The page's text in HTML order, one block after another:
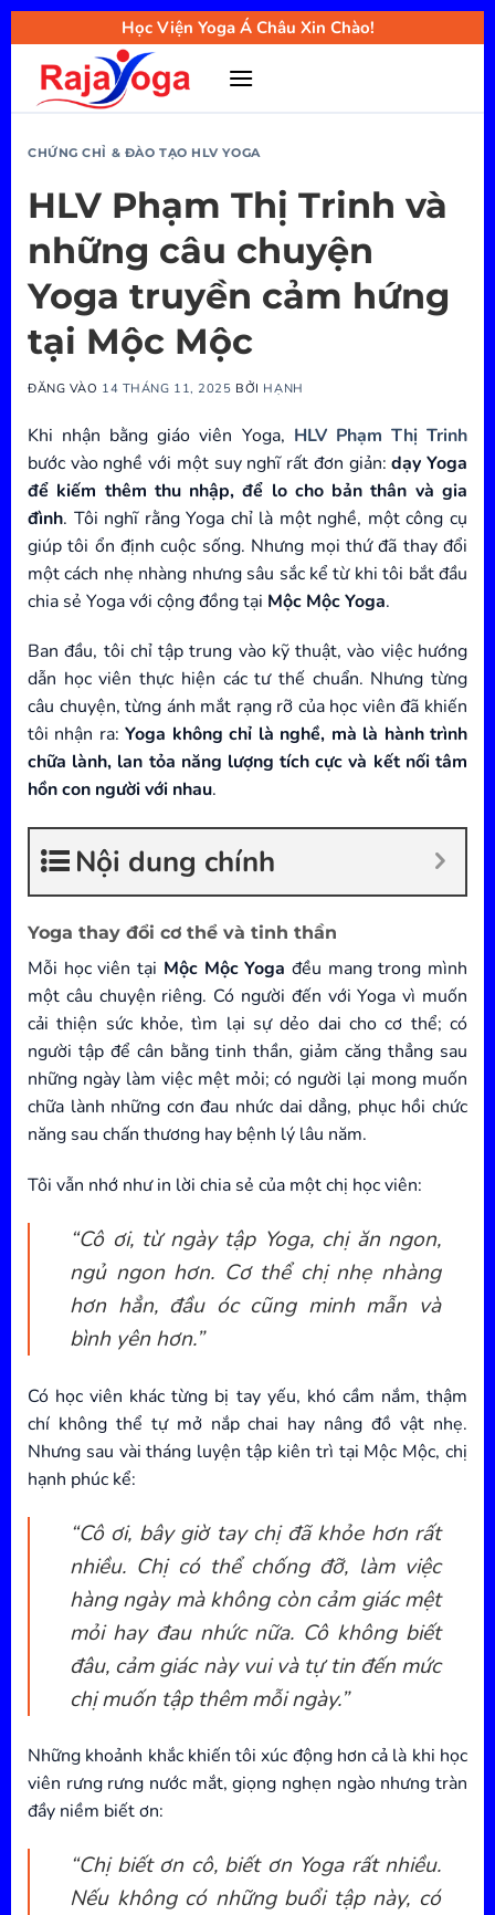
Bỏ
qua
nội
Học Viện Yoga Á Châu Xin Chào!
CHỨNG CHỈ & ĐÀO TẠO HLV YOGA
HLV Phạm Thị Trinh và
những câu chuyện
Yoga truyền cảm hứng
tại Mộc Mộc
ĐĂNG VÀO 14 THÁNG 11, 2025 BỞI HẠNH
Khi nhận bằng giáo viên Yoga, HLV Phạm Thị Trinh
bước vào nghề với một suy nghĩ rất đơn giản:dạy Yoga
để kiếm thêm thu nhập, để lo cho bản thân và gia
đình. Tôi nghĩ rằng Yoga chỉ là một nghề, một công cụ
giúp tôi ổn định cuộc sống. Nhưng mọi thứ đã thay đổi
một cách nhẹ nhàng nhưng sâu sắc kể từ khi tôi bắt đầu
chia sẻ Yoga với cộng đồng tại Mộc Mộc Yoga.
Ban đầu, tôi chỉ tập trung vào kỹ thuật, vào việc hướng
dẫn học viên thực hiện các tư thế chuẩn. Nhưng từng
câu chuyện, từng ánh mắt rạng rỡ của học viên đã khiến
tôi nhận ra:Yoga không chỉ là nghề, mà là hành trình
chữa lành, lan tỏa năng lượng tích cực và kết nối tâm
hồn con người với nhau.
Nội dung chính
Yoga thay đổi cơ thể và tinh thần
Mỗi học viên tại Mộc Mộc Yoga đều mang trong mình
một câu chuyện riêng. Có người đến với Yoga vì muốn
cải thiện sức khỏe, tìm lại sự dẻo dai cho cơ thể; có
người tập để cân bằng tinh thần, giảm căng thẳng sau
những ngày làm việc mệt mỏi; có người lại mong muốn
chữa lành những cơn đau nhức dai dẳng, phục hồi chức
năng sau chấn thương hay bệnh lý lâu năm.
Tôi vẫn nhớ như in lời chia sẻ của một chị học viên:
“Cô ơi, từ ngày tập Yoga, chị ăn ngon,
ngủ ngon hơn. Cơ thể chị nhẹ nhàng
hơn hẳn, đầu óc cũng minh mẫn và
bình yên hơn.”
Có học viên khác từng bị tay yếu, khó cầm nắm, thậm
chí không thể tự mở nắp chai hay nâng đồ vật nhẹ.
Nhưng sau vài tháng luyện tập kiên trì tại Mộc Mộc, chị
hạnh phúc kể:
“Cô ơi, bây giờ tay chị đã khỏe hơn rất
nhiều. Chị có thể chống đỡ, làm việc
hàng ngày mà không còn cảm giác mệt
mỏi hay đau nhức nữa. Cô không biết
đâu, cảm giác này vui và tự tin đến mức
chị muốn tập thêm mỗi ngày.”
Những khoảnh khắc khiến tôi xúc động hơn cả là khi học
viên rưng rưng nước mắt, giọng nghẹn ngào nhưng tràn
đầy niềm biết ơn:
“Chị biết ơn cô, biết ơn Yoga rất nhiều.
Nếu không có những buổi tập này, có